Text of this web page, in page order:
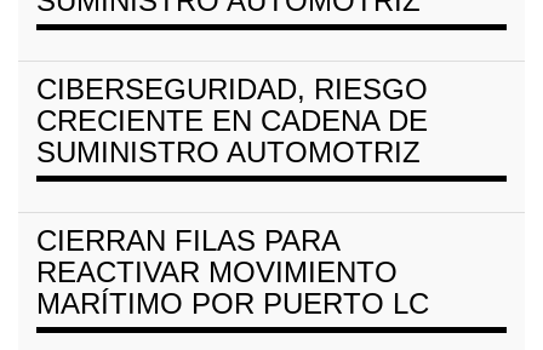
CIBERSEGURIDAD, RIESGO
CRECIENTE EN CADENA DE
SUMINISTRO AUTOMOTRIZ
CIERRAN FILAS PARA
REACTIVAR MOVIMIENTO
MARÍTIMO POR PUERTO LC